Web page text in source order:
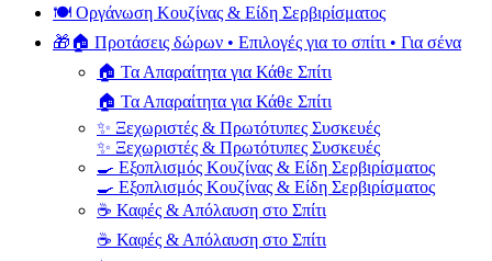
🍽️ Οργάνωση Κουζίνας & Είδη Σερβιρίσματος
🎁🏠 Προτάσεις δώρων • Επιλογές για το σπίτι • Για σένα
🏠 Τα Απαραίτητα για Κάθε Σπίτι
🏠 Τα Απαραίτητα για Κάθε Σπίτι
✨ Ξεχωριστές & Πρωτότυπες Συσκευές
✨ Ξεχωριστές & Πρωτότυπες Συσκευές
🍳 Εξοπλισμός Κουζίνας & Είδη Σερβιρίσματος
🍳 Εξοπλισμός Κουζίνας & Είδη Σερβιρίσματος
☕ Καφές & Απόλαυση στο Σπίτι
☕ Καφές & Απόλαυση στο Σπίτι